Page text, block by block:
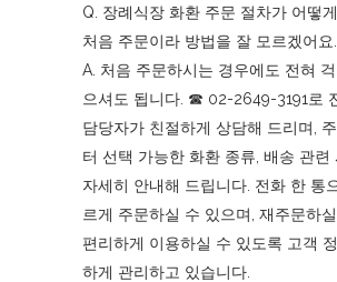
Q. 장례식장 화환 주문 절차가 어떻
처음 주문이라 방법을 잘 모르겠어요.
A. 처음 주문하시는 경우에도 전혀
으셔도 됩니다. ☎︎ 02-2649-3191로
담당자가 친절하게 상담해 드리며,
터 선택 가능한 화환 종류, 배송 관련
자세히 안내해 드립니다. 전화 한 통
르게 주문하실 수 있으며, 재주문하
편리하게 이용하실 수 있도록 고객
하게 관리하고 있습니다.